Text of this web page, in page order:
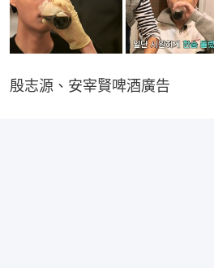
殷志源、安宰賢啤酒廣告